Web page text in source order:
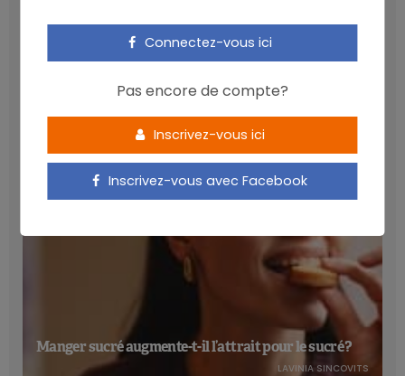
Les anthocyanines bénéfiques pour la santé
NICOLAS GUGGENBÜHL
Manger sucré augmente-t-il l’attrait pour le sucré ?
LAVINIA SINCOVITS
Connectez-vous ici
Pas encore de compte?
Inscrivez-vous ici
Inscrivez-vous avec Facebook